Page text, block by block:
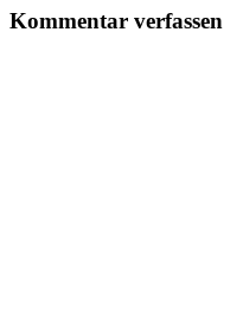
Kommentar verfassen